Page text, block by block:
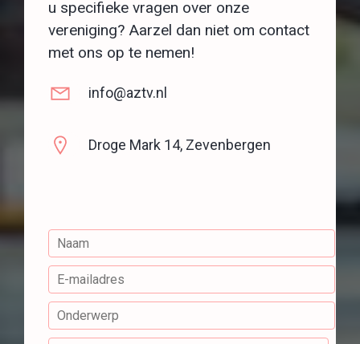
u specifieke vragen over onze
vereniging? Aarzel dan niet om contact
met ons op te nemen!
info@aztv.nl
Droge Mark 14, Zevenbergen